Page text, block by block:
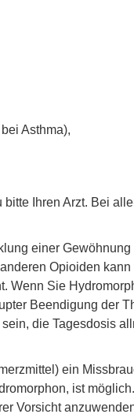
Asthma),
Ihren Arzt. Bei
einer
Opioiden
Wenn Sie
Beendigung der
die Tagesdosis
ein
ist
Vorsicht